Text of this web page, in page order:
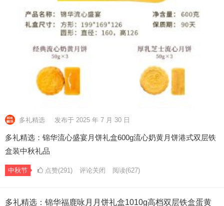
多礼精选 发布于 2025 年 7 月 30 日
多礼精选：锦华流心盛宴月饼礼盒600g流心奶黄月饼港式双层铁
盒装中秋礼品
中秋节 点赞(291) 评论关闭 阅读(627)
多礼精选：锦华福鹿咏月月饼礼盒1010g高档双层铁盒蛋黄